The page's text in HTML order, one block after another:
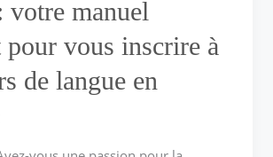
votre manuel
pour vous inscrire à
de langue en